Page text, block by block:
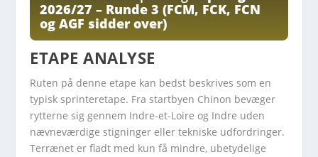
2026/27 – Runde 3 (FCM, FCK, FCN
og AGF sidder over)
ETAPE ANALYSE
Ruten på denne etape kan bedst beskrives som en
typisk sprinteretape. Fra startbyen Chinon bevæger
rytterne sig gennem Indre-et-Loire og Indre uden
nævneværdige stigninger eller tekniske udfordringer.
Terrænet er fladt med kun få mindre, ubetydelige